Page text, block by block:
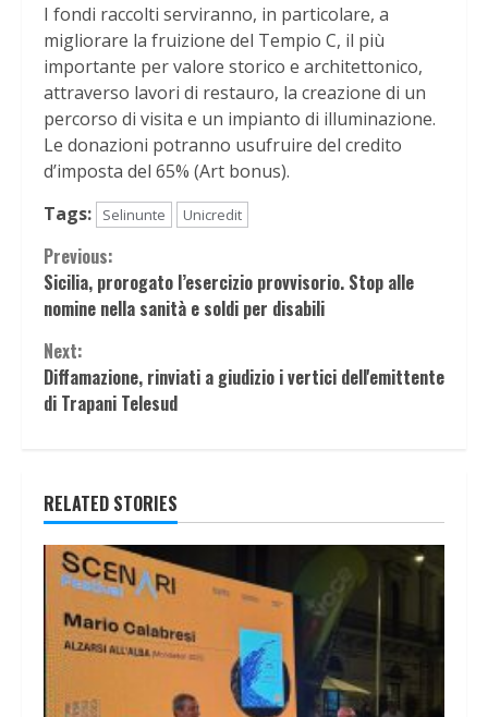
I fondi raccolti serviranno, in particolare, a
migliorare la fruizione del Tempio C, il più
importante per valore storico e architettonico,
attraverso lavori di restauro, la creazione di un
percorso di visita e un impianto di illuminazione.
Le donazioni potranno usufruire del credito
d’imposta del 65% (Art bonus).
Tags:
Selinunte Unicredit
Continue
Reading
Previous:
Sicilia, prorogato l’esercizio provvisorio. Stop alle
nomine nella sanità e soldi per disabili
Next:
Diffamazione, rinviati a giudizio i vertici dell'emittente
di Trapani Telesud
RELATED STORIES